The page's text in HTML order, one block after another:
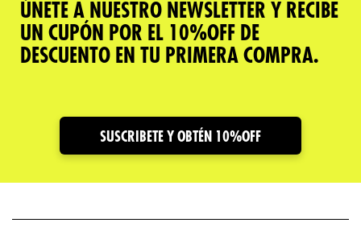
ÚNETE A NUESTRO NEWSLETTER Y RECIBE
UN CUPÓN POR EL 10%OFF DE
DESCUENTO EN TU PRIMERA COMPRA.
SUSCRIBETE Y OBTÉN 10%OFF